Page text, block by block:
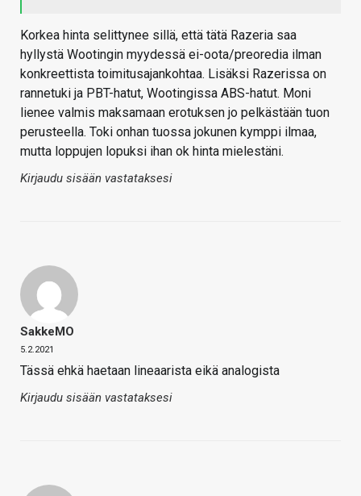
Korkea hinta selittynee sillä, että tätä Razeria saa
hyllystä Wootingin myydessä ei-oota/preoredia ilman
konkreettista toimitusajankohtaa. Lisäksi Razerissa on
rannetuki ja PBT-hatut, Wootingissa ABS-hatut. Moni
lienee valmis maksamaan erotuksen jo pelkästään tuon
perusteella. Toki onhan tuossa jokunen kymppi ilmaa,
mutta loppujen lopuksi ihan ok hinta mielestäni.
Kirjaudu sisään vastataksesi
SakkeMO
5.2.2021
Tässä ehkä haetaan lineaarista eikä analogista
Kirjaudu sisään vastataksesi